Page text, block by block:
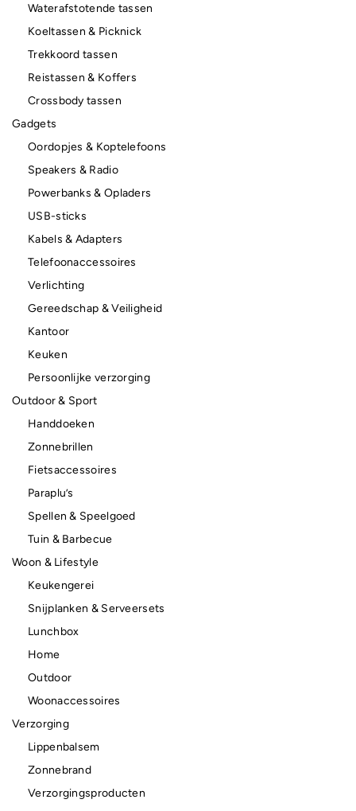
Waterafstotende tassen
Koeltassen & Picknick
Trekkoord tassen
Reistassen & Koffers
Crossbody tassen
Gadgets
Oordopjes & Koptelefoons
Speakers & Radio
Powerbanks & Opladers
USB-sticks
Kabels & Adapters
Telefoonaccessoires
Verlichting
Gereedschap & Veiligheid
Kantoor
Keuken
Persoonlijke verzorging
Outdoor & Sport
Handdoeken
Zonnebrillen
Fietsaccessoires
Paraplu’s
Spellen & Speelgoed
Tuin & Barbecue
Woon & Lifestyle
Keukengerei
Snijplanken & Serveersets
Lunchbox
Home
Outdoor
Woonaccessoires
Verzorging
Lippenbalsem
Zonnebrand
Verzorgingsproducten